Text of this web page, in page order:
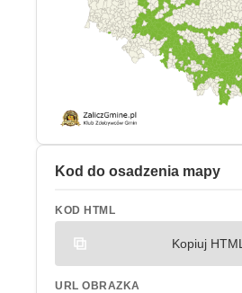
Kod do osadzenia mapy
KOD HTML
Kopiuj HTML
URL OBRAZKA